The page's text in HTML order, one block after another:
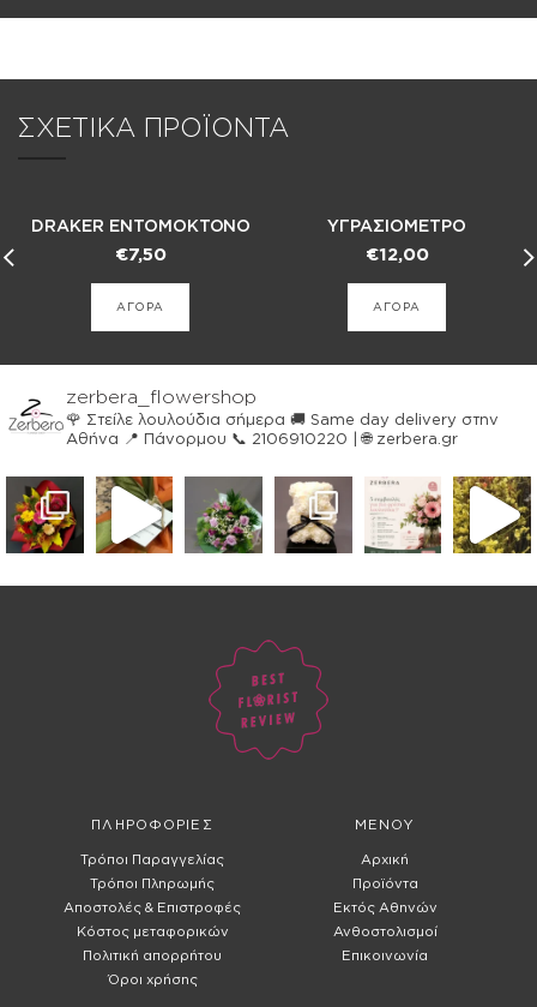
ΣΧΕΤΙΚΑ ΠΡΟΪΟΝΤΑ
DRAKER ΕΝΤΟΜΟΚΤΟΝΟ
RTU 400ML
€7,50
ΑΓΟΡΑ
ΥΓΡΑΣΙΟΜΕΤΡΟ
€12,00
ΑΓΟΡΑ
zerbera_flowershop
🌹 Στείλε λουλούδια σήμερα 🚚 Same day delivery στην
Αθήνα 📍 Πάνορμου 📞 2106910220 | 🌐 zerbera.gr
ΠΛΗΡΟΦΟΡΙΕΣ
Τρόποι Παραγγελίας
Τρόποι Πληρωμής
Αποστολές & Επιστροφές
Κόστος μεταφορικών
Πολιτική απορρήτου
Όροι χρήσης
ΜΕΝΟΥ
Αρχική
Προϊόντα
Εκτός Αθηνών
Ανθοστολισμοί
Επικοινωνία